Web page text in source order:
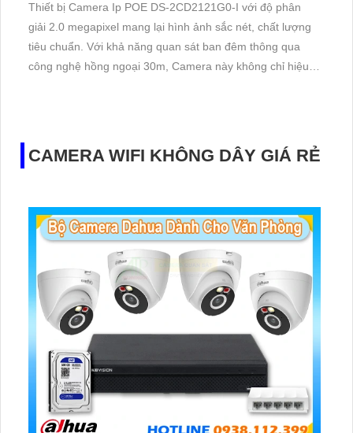
Thiết bị Camera Ip POE DS-2CD2121G0-I với độ phân
giải 2.0 megapixel mang lại hình ảnh sắc nét, chất lượng
tiêu chuẩn. Với khả năng quan sát ban đêm thông qua
công nghệ hồng ngoại 30m, Camera này không chỉ hiệu
CAMERA WIFI KHÔNG DÂY GIÁ RẺ